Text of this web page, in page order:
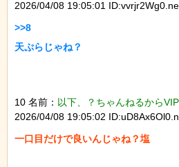
2026/04/08 19:05:01
>>8
天ぷらじゃね？
10 名前： 以下、？ちゃんねるから
2026/04/08 19:05:02
一口目だけで良いんじゃね？塩